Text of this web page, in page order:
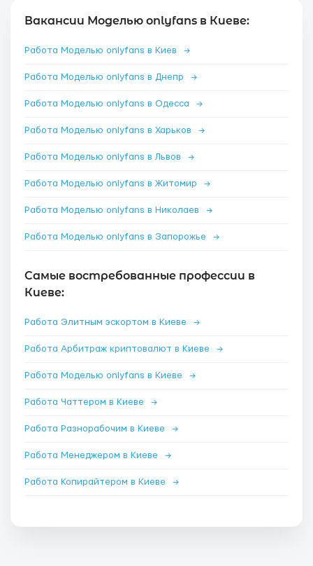
Вакансии Моделью onlyfans в Киеве:
Работа Моделью onlyfans в Киев →
Работа Моделью onlyfans в Днепр →
Работа Моделью onlyfans в Одесса →
Работа Моделью onlyfans в Харьков →
Работа Моделью onlyfans в Львов →
Работа Моделью onlyfans в Житомир →
Работа Моделью onlyfans в Николаев →
Работа Моделью onlyfans в Запорожье →
Самые востребованные профессии в
Киеве:
Работа Элитным эскортом в Киеве →
Работа Арбитраж криптовалют в Киеве →
Работа Моделью onlyfans в Киеве →
Работа Чаттером в Киеве →
Работа Разнорабочим в Киеве →
Работа Менеджером в Киеве →
Работа Копирайтером в Киеве →